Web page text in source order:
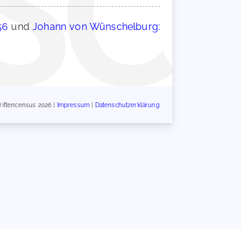
undJohann von Wünschelburg:
2026 | Impressum Datenschutzerklärung